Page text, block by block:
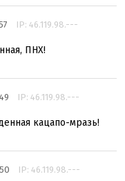
IP: 46.119.98.---
ПНХ!
IP: 46.119.98.---
кацапо-мразь!
IP: 46.119.98.---